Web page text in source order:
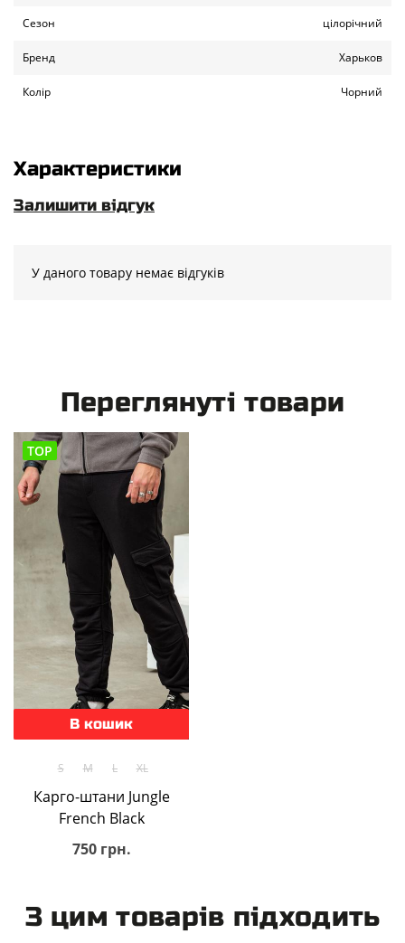
Сезон цілорічний
Бренд Харьков
Колір Чорний
Характеристики
Залишити відгук
У даного товару немає відгуків
Переглянуті товари
TOP
В кошик
S M L XL
Карго-штани Jungle
French Black
750 грн.
З цим товарів підходить